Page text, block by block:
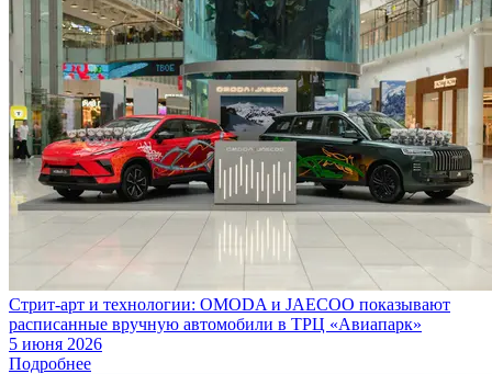
Стрит-арт и технологии: OMODA и JAECOO показывают
расписанные вручную автомобили в ТРЦ «Авиапарк»
5 июня 2026
Подробнее